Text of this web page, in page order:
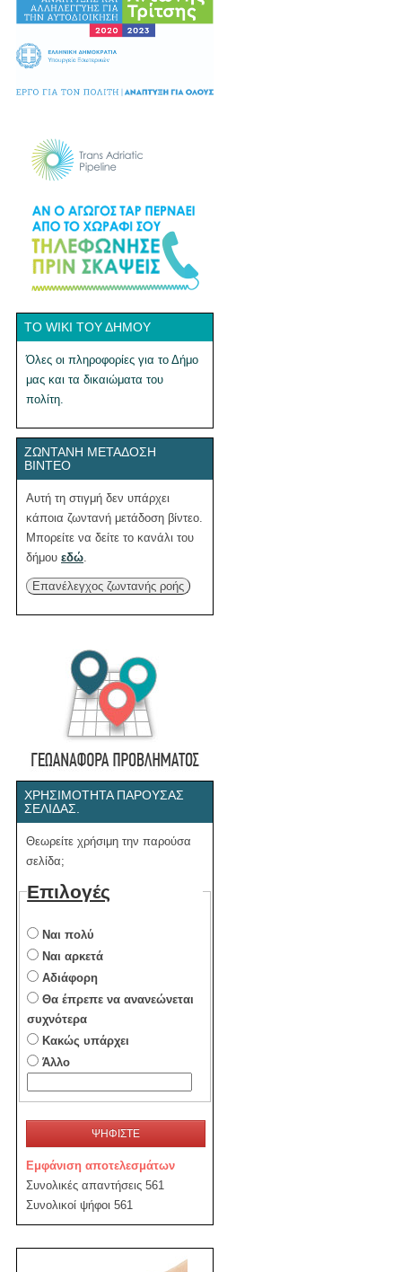
ΤΟ WIKI ΤΟΥ ΔΉΜΟΥ
Όλες οι πληροφορίες για το Δήμο
μας και τα δικαιώματα του
πολίτη.
ΖΩΝΤΑΝΉ ΜΕΤΆΔΟΣΗ
ΒΊΝΤΕΟ
Αυτή τη στιγμή δεν υπάρχει
κάποια ζωντανή μετάδοση βίντεο.
Μπορείτε να δείτε το κανάλι του
δήμου εδώ
Επανέλεγχος ζωντανής ροής
ΧΡΗΣΙΜΌΤΗΤΑ ΠΑΡΟΎΣΑΣ
ΣΕΛΊΔΑΣ.
Θεωρείτε χρήσιμη την παρούσα
σελίδα;
Επιλογές
Ναι πολύ
Ναι αρκετά
Αδιάφορη
Θα έπρεπε να ανανεώνεται
συχνότερα
Κακώς υπάρχει
Άλλο
ΨΗΦΙΣΤΕ
Εμφάνιση αποτελεσμάτων
Συνολικές απαντήσεις 561
Συνολικοί ψήφοι 561